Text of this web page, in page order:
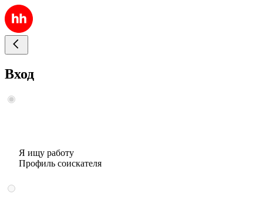
Вход
Я ищу работу
Профиль соискателя